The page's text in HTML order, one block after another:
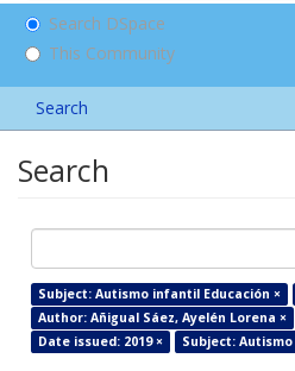
Search DSpace
This Community
Search
Search
Subject: Autismo infantil Educación ×
Author: Añigual Sáez, Ayelén Lorena ×
Date issued: 2019 ×
Subject: Autismo